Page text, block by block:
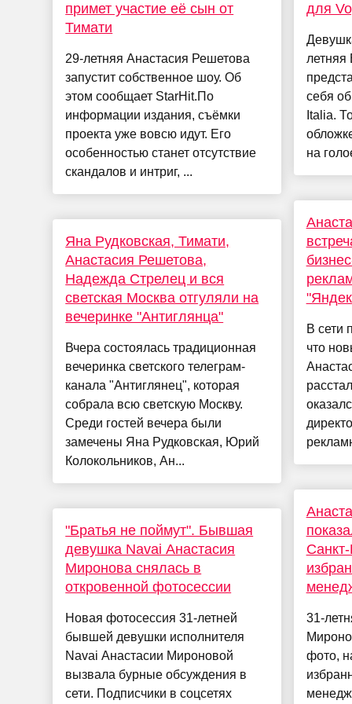
примет участие её сын от
Тимати
29-летняя Анастасия Решетова
запустит собственное шоу. Об
этом сообщает StarHit.По
информации издания, съёмки
проекта уже вовсю идут. Его
особенностью станет отсутствие
скандалов и интриг, ...
Яна Рудковская, Тимати,
Анастасия Решетова,
Надежда Стрелец и вся
светская Москва отгуляли на
вечеринке "Антиглянца"
Вчера состоялась традиционная
вечеринка светского телеграм-
канала "Антиглянец", которая
собрала всю светскую Москву.
Среди гостей вечера были
замечены Яна Рудковская, Юрий
Колокольников, Ан...
"Братья не поймут". Бывшая
девушка Navai Анастасия
Миронова снялась в
откровенной фотосессии
Новая фотосессия 31-летней
бывшей девушки исполнителя
Navai Анастасии Мироновой
вызвала бурные обсуждения в
сети. Подписчики в соцсетях
для
летняя
себя
Italia.
на
В сети
что
31-
фото,